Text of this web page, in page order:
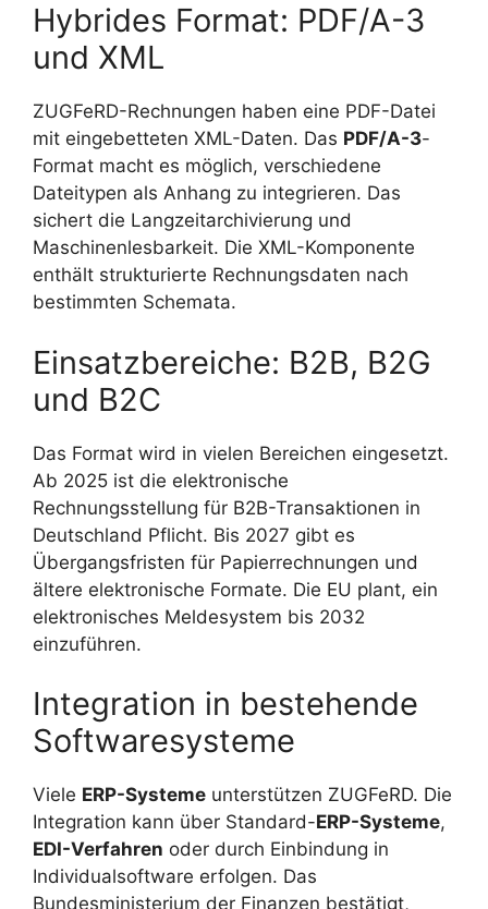
Hybrides Format: PDF/A-3
und XML
ZUGFeRD-Rechnungen haben eine PDF-Datei
mit eingebetteten XML-Daten. Das PDF/A-3-
Format macht es möglich, verschiedene
Dateitypen als Anhang zu integrieren. Das
sichert die Langzeitarchivierung und
Maschinenlesbarkeit. Die XML-Komponente
enthält strukturierte Rechnungsdaten nach
bestimmten Schemata.
Einsatzbereiche: B2B, B2G
und B2C
Das Format wird in vielen Bereichen eingesetzt.
Ab 2025 ist die elektronische
Rechnungsstellung für B2B-Transaktionen in
Deutschland Pflicht. Bis 2027 gibt es
Übergangsfristen für Papierrechnungen und
ältere elektronische Formate. Die EU plant, ein
elektronisches Meldesystem bis 2032
einzuführen.
Integration in bestehende
Softwaresysteme
Viele ERP-Systeme unterstützen ZUGFeRD. Die
Integration kann über Standard-ERP-Systeme,
EDI-Verfahren oder durch Einbindung in
Individualsoftware erfolgen. Das
Bundesministerium der Finanzen bestätigt,